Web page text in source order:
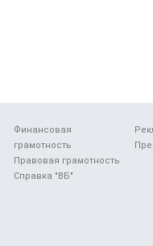
Финансовая
грамотность
Правовая грамотность
Справка "ВБ"